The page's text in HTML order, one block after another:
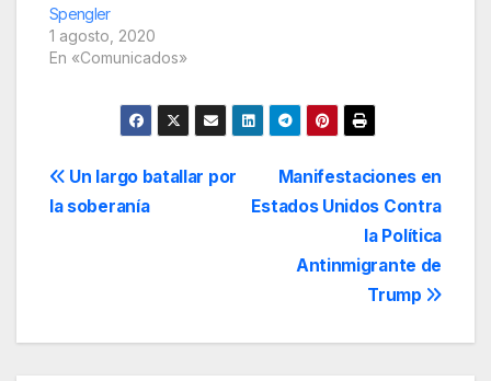
Spengler
1 agosto, 2020
En «Comunicados»
Navegación
Manifestaciones en
Estados Unidos Contra
la Política
Antinmigrante de
Trump
Un largo batallar por
la soberanía